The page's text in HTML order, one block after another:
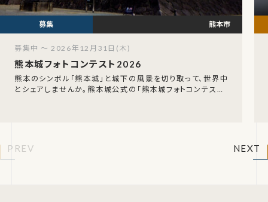
熊本城フォトコンテスト2026
熊本のシンボル「熊本城」と城下の風景を切り取って、世界中
とシェアしませんか。熊本城公式の「熊本城フォトコンテスト」
熊本市
募集中 ～ 2026年12月31日(木)
PREV NEXT